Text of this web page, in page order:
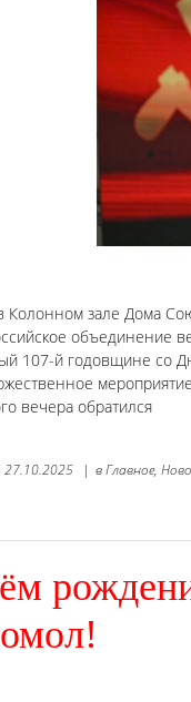
Колонном зале Дома
объединение
107-й годовщине со
вечера обратился
27.10.2025 | вГлавное,